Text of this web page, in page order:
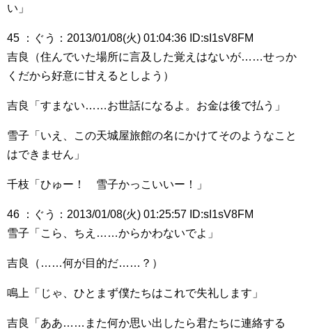
い」
45 ：ぐう：2013/01/08(火) 01:04:36 ID:sI1sV8FM
吉良（住んでいた場所に言及した覚えはないが……せっか
くだから好意に甘えるとしよう）
吉良「すまない……お世話になるよ。お金は後で払う」
雪子「いえ、この天城屋旅館の名にかけてそのようなこと
はできません」
千枝「ひゅー！ 雪子かっこいいー！」
46 ：ぐう：2013/01/08(火) 01:25:57 ID:sI1sV8FM
雪子「こら、ちえ……からかわないでよ」
吉良（……何が目的だ……？）
鳴上「じゃ、ひとまず僕たちはこれで失礼します」
吉良「ああ……また何か思い出したら君たちに連絡する